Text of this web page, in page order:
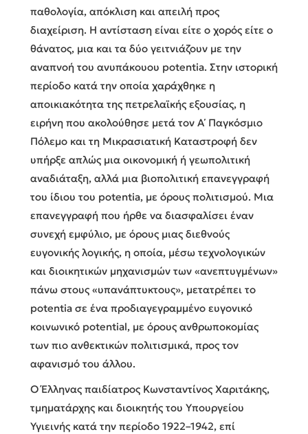
παθολογία, απόκλιση και απειλή προς
διαχείριση. Η αντίσταση είναι είτε ο χορός είτε ο
θάνατος, μια και τα δύο γειτνιάζουν με την
αναπνοή του ανυπάκουου potentia. Στην ιστορική
περίοδο κατά την οποία χαράχθηκε η
αποικιακότητα της πετρελαϊκής εξουσίας, η
ειρήνη που ακολούθησε μετά τον Α΄ Παγκόσμιο
Πόλεμο και τη Μικρασιατική Καταστροφή δεν
υπήρξε απλώς μια οικονομική ή γεωπολιτική
αναδιάταξη, αλλά μια βιοπολιτική επανεγγραφή
του ίδιου του potentia, με όρους πολιτισμού. Μια
επανεγγραφή που ήρθε να διασφαλίσει έναν
συνεχή εμφύλιο, με όρους μιας διεθνούς
ευγονικής λογικής, η οποία, μέσω τεχνολογικών
και διοικητικών μηχανισμών των «ανεπτυγμένων»
πάνω στους «υπανάπτυκτους», μετατρέπει το
potentia σε ένα προδιαγεγραμμένο ευγονικό
κοινωνικό potential, με όρους ανθρωποκομίας
των πιο ανθεκτικών πολιτισμικά, προς τον
αφανισμό του άλλου.
Ο Έλληνας παιδίατρος Κωνσταντίνος Χαριτάκης,
τμηματάρχης και διοικητής του Υπουργείου
Υγιεινής κατά την περίοδο 1922–1942, επί